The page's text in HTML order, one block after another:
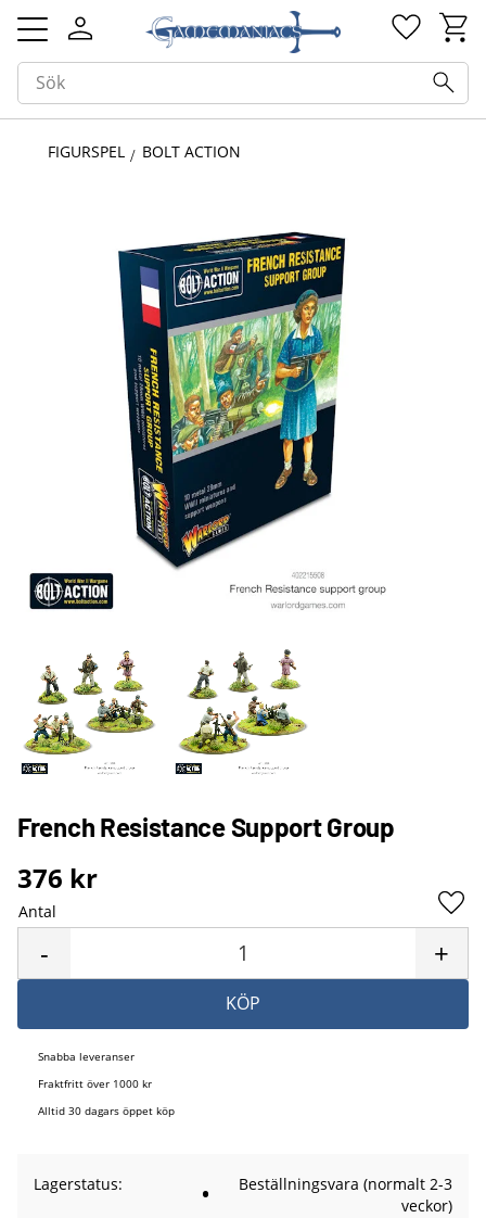
Meny
FIGURSPEL BOLT ACTION
French Resistance Support Group
376 kr
Antal
+
-
KÖP
Snabba leveranser
Fraktfritt över 1000 kr
Alltid 30 dagars öppet köp
Lagerstatus
Beställningsvara (normalt 2-3
veckor)